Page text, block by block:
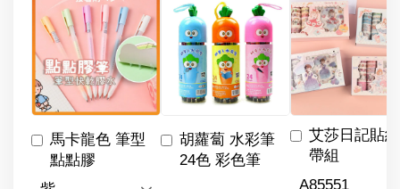
馬卡龍色 筆型
點點膠
胡蘿蔔 水彩筆
24色 彩色筆
艾莎日記貼
帶組